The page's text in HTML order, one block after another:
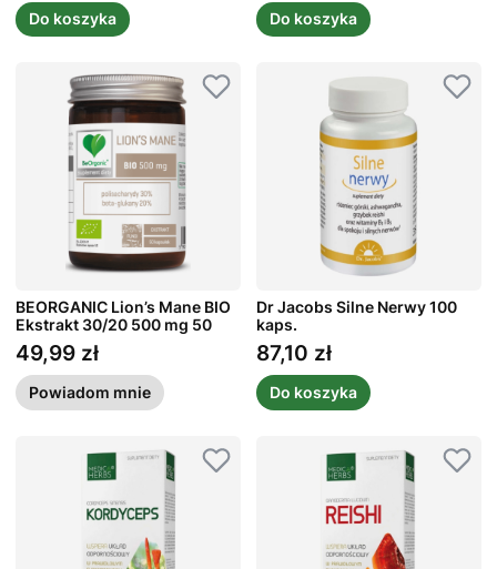
Do koszyka Do koszyka
BEORGANIC Lion’s Mane BIO
Ekstrakt 30/20 500 mg 50
kaps.
Cena
49,99 zł
Powiadom mnie
Dr Jacobs Silne Nerwy 100
kaps.
Cena
87,10 zł
Do koszyka